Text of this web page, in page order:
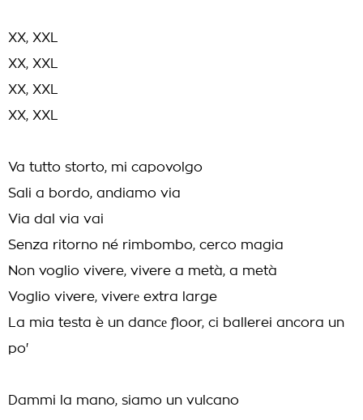
XX, XXL
XX, XXL
XX, XXL
XX, XXL
Va tutto storto, mi capovolgo
Sali a bordo, andiamo via
Via dal via vai
Senza ritorno né rimbombo, cerco magia
Non voglio vivere, vivere a metà, a metà
Voglio vivere, viverе extra large
La mia testa è un dancе floor, ci ballerei ancora un
po'
Dammi la mano, siamo un vulcano